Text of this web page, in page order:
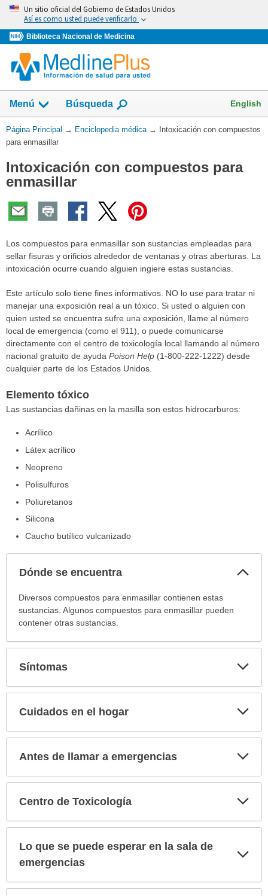
Omita
vaya
al
Contenido
Un sitio oficial del Gobierno de Estados Unidos
Así es como usted puede verificarlo
Biblioteca Nacional de Medicina
Menú Búsqueda English
Usted
está
Página Principal → Enciclopedia médica →
Intoxicación con compuestos
para enmasillar
Intoxicación con compuestos para
enmasillar
Los compuestos para enmasillar son sustancias empleadas para
sellar fisuras y orificios alrededor de ventanas y otras aberturas. La
intoxicación ocurre cuando alguien ingiere estas sustancias.
Este artículo solo tiene fines informativos. NO lo use para tratar ni
manejar una exposición real a un tóxico. Si usted o alguien con
quien usted se encuentra sufre una exposición, llame al número
local de emergencia (como el 911), o puede comunicarse
directamente con el centro de toxicología local llamando al número
nacional gratuito de ayuda Poison Help (1-800-222-1222) desde
cualquier parte de los Estados Unidos.
Elemento tóxico
Las sustancias dañinas en la masilla son estos hidrocarburos:
Acrílico
Látex acrílico
Neopreno
Polisulfuros
Poliuretanos
Silicona
Caucho butílico vulcanizado
Dónde se encuentra
Dónde
encuentra
sido
extendido.
Diversos compuestos para enmasillar contienen estas
sustancias. Algunos compuestos para enmasillar pueden
contener otras sustancias.
Síntomas
Cuidados en el hogar
Antes de llamar a emergencias
Centro de Toxicología
Lo que se puede esperar en la sala de
emergencias